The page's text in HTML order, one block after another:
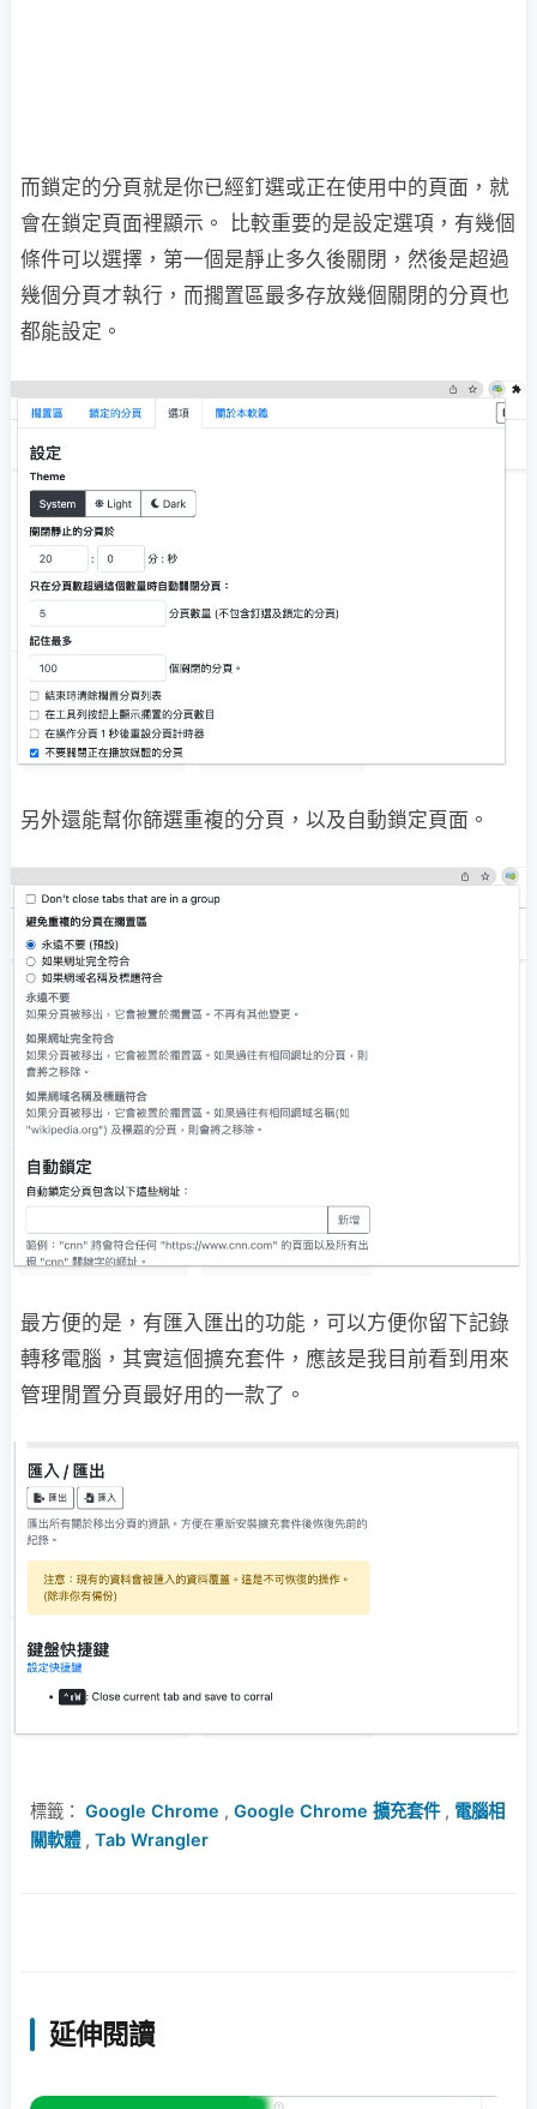
而鎖定的分頁就是你已經釘選或正在使用中的頁面，就
會在鎖定頁面裡顯示。 比較重要的是設定選項，有幾個
條件可以選擇，第一個是靜止多久後關閉，然後是超過
幾個分頁才執行，而擱置區最多存放幾個關閉的分頁也
都能設定。
另外還能幫你篩選重複的分頁，以及自動鎖定頁面。
最方便的是，有匯入匯出的功能，可以方便你留下記錄
轉移電腦，其實這個擴充套件，應該是我目前看到用來
管理閒置分頁最好用的一款了。
標籤： Google Chrome , Google Chrome 擴充套件, 電腦相
關軟體, Tab Wrangler
延伸閱讀